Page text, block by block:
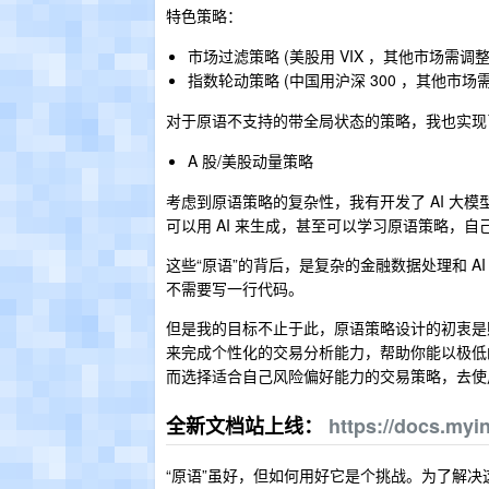
特色策略：
市场过滤策略 (美股用 VIX ，其他市场需调
指数轮动策略 (中国用沪深 300 ，其他市场
对于原语不支持的带全局状态的策略，我也实
A 股/美股动量策略
考虑到原语策略的复杂性，我有开发了 AI 大
可以用 AI 来生成，甚至可以学习原语策略，自
这些“原语”的背后，是复杂的金融数据处理和
不需要写一行代码。
但是我的目标不止于此，原语策略设计的初衷
来完成个性化的交易分析能力，帮助你能以极
而选择适合自己风险偏好能力的交易策略，去
全新文档站上线： https://
“原语”虽好，但如何用好它是个挑战。为了解